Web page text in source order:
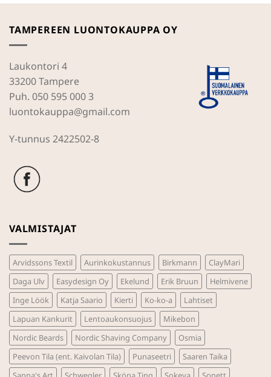
TAMPEREEN LUONTOKAUPPA OY
Laukontori 4
33200 Tampere
Puh. 050 595 000 3
luontokauppa@gmail.com
Y-tunnus 2422502-8
VALMISTAJAT
Arvidssons Textil Aurinkokustannus Birkmann
ClayMari
Daga Ulv
Easydesign Oy Ekelund Erik Bruun
Helmivene
Inge Löök
Katja Saario Kierti Ko-ko-a
Lahtiset
Lapuan Kankurit
Lentoaukonsuojus
Mikebon
Nordic Beards
Nordic Shaving Company
Osmia
Peevon Tila (ent. Kaivolan Tila)
Punaseetri
Saaren Taika